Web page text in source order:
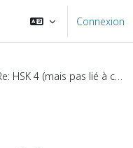
Connexion
Re: HSK 4 (mais pas lié à cela) : l'écriture cursive